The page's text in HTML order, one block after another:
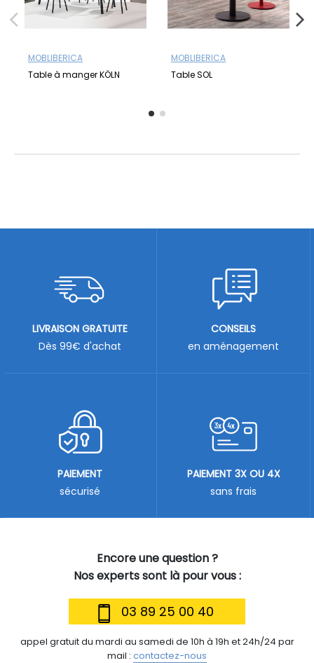
MOBLIBERICA
Table à manger KÖLN
MOBLIBERICA
Table SOL
Encore une question ?
Nos experts sont là pour vous :
03 89 25 00 40
appel gratuit du mardi au samedi de 10h à 19h et 24h/24 par
mail : contactez-nous
LIVRAISON GRATUITE
Dès 99€ d'achat
CONSEILS
en aménagement
PAIEMENT
sécurisé
PAIEMENT 3X OU 4X
sans frais